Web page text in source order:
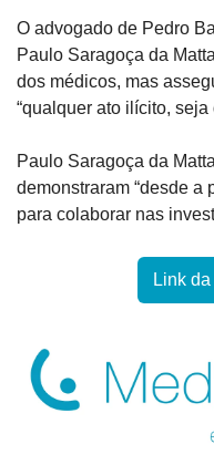
O advogado de Pedro
Paulo Saragoça da
dos médicos, mas
“qualquer ato ilícito,
Paulo Saragoça da
demonstraram “desde a
para colaborar nas
Link